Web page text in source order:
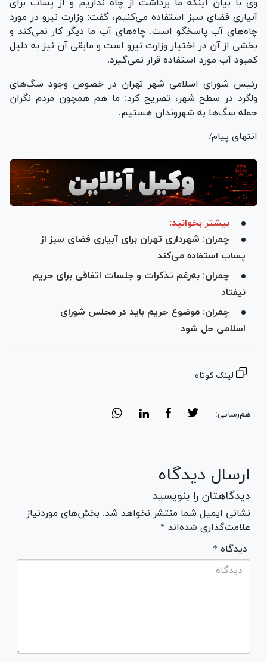
وی با بیان اینکه ما برداشت از چاه نداریم و از پساب برای
آبیاری فضای سبز استفاده می‌کنیم، گفت: وزارت نیرو در مورد
چاه‌های آب پاسخگو است. چاه‌های آب ما دیگر کار نمی‌کند و
بخشی از آن در اختیار وزارت نیرو است و مابقی آن نیز به دلیل
کمبود آب مورد استفاده قرار نمی‌گیرد.
رئیس شورای اسلامی شهر تهران در خصوص وجود سگ‌های
ولگرد در سطح شهر، تصریح کرد: ما هم همچون مردم نگران
حمله سگ‌ها به شهروندان هستیم.
انتهای پیام/
بیشتر بخوانید:
چمران: شهرداری تهران برای آبیاری فضای سبز از
پساب استفاده می‌کند
چمران: به‌رغم تذکرات و جلسات اتفاقی برای حریم
نیفتاد
چمران: موضوع حریم باید در مجلس شورای
اسلامی حل شود
لینک کوتاه
هم‌رسانی:
ارسال دیدگاه
دیدگاهتان را بنویسید
نشانی ایمیل شما منتشر نخواهد شد. بخش‌های موردنیاز
علامت‌گذاری شده‌اند *
* دیدگاه